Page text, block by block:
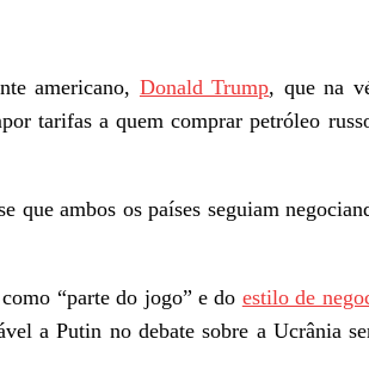
americano, Donald Trump, que na
tarifas a quem comprar petróleo
ambos os países seguiam
“parte do jogo” e do estilo de
a Putin no debate sobre a Ucrânia